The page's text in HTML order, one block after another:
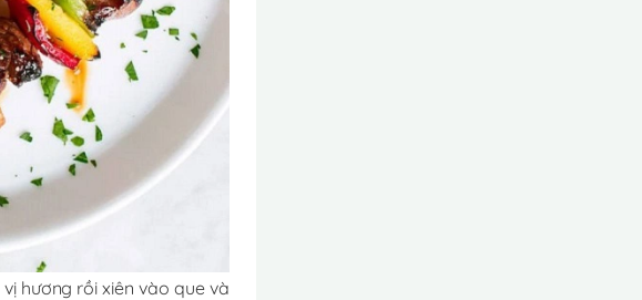
hương rồi xiên vào que và